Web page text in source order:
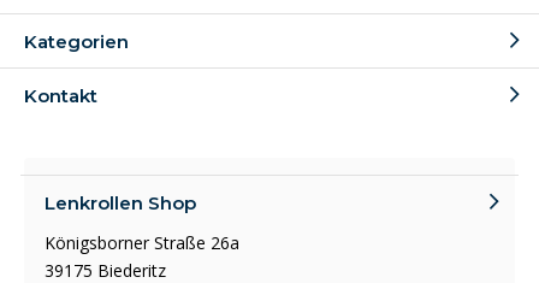
Kategorien
Kontakt
Lenkrollen Shop
Königsborner Straße 26a
39175 Biederitz